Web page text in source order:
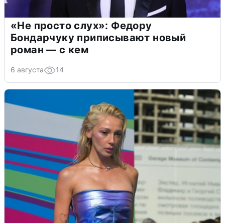
«Не просто слух»: Федору
Бондарчуку приписывают новый
роман — с кем
6 августа 14